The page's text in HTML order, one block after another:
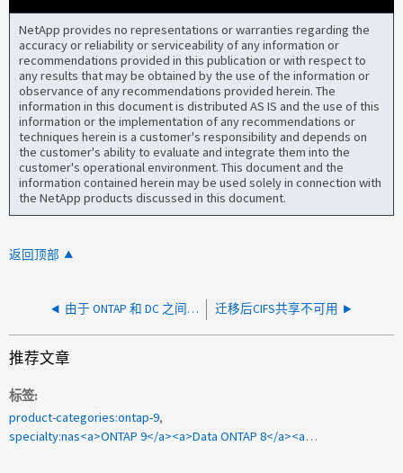
NetApp provides no representations or warranties regarding the
accuracy or reliability or serviceability of any information or
recommendations provided in this publication or with respect to
any results that may be obtained by the use of the information or
observance of any recommendations provided herein. The
information in this document is distributed AS IS and the use of this
information or the implementation of any recommendations or
techniques herein is a customer's responsibility and depends on
the customer's ability to evaluate and integrate them into the
customer's operational environment. This document and the
information contained herein may be used solely in connection with
the NetApp products discussed in this document.
返回顶部
由于 ONTAP 和 DC 之间的时间差异，无法使用主机名访问 CIFS 共享 迁移后CIFS共享不可用
推荐文章
标签
product-categories:ontap-9
specialty:nas<a>ONTAP 9</a><a>Data ONTAP 8</a><a>CIFS</a><a>SMB</a><a>1074259</a>